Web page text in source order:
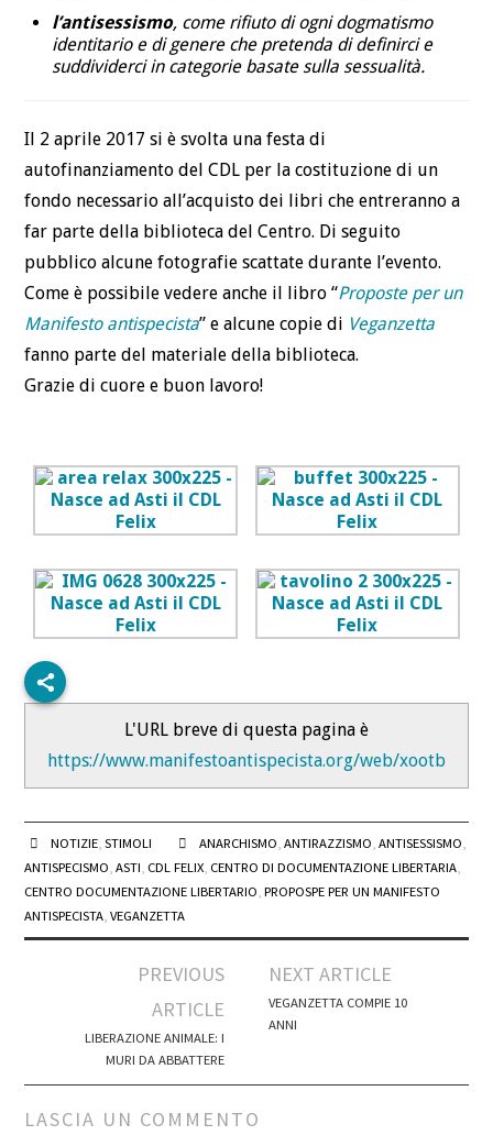
l’antisessismo, come rifiuto di ogni dogmatismo
identitario e di genere che pretenda di definirci e
suddividerci in categorie basate sulla sessualità.
Il 2 aprile 2017 si è svolta una festa di
autofinanziamento del CDL per la costituzione di un
fondo necessario all’acquisto dei libri che entreranno a
far parte della biblioteca del Centro. Di seguito
pubblico alcune fotografie scattate durante l’evento.
Come è possibile vedere anche il libro “Proposte per un
Manifesto antispecista” e alcune copie di Veganzetta
fanno parte del materiale della biblioteca.
Grazie di cuore e buon lavoro!
L'URL breve di questa pagina è
https://www.manifestoantispecista.org/web/xootb
NOTIZIE, STIMOLI ANARCHISMO, ANTIRAZZISMO, ANTISESSISMO,
ANTISPECISMO,ASTI, CDL FELIX, CENTRO DI DOCUMENTAZIONE LIBERTARIA,
CENTRO DOCUMENTAZIONE LIBERTARIO,PROPOSPE PER UN MANIFESTO
ANTISPECISTA,VEGANZETTA
PREVIOUS
ARTICLE
LIBERAZIONE ANIMALE: I
MURI DA ABBATTERE
NEXT ARTICLE
VEGANZETTA COMPIE 10
ANNI
LASCIA UN COMMENTO